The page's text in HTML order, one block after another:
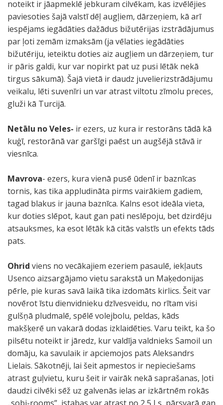
noteikt ir jāapmeklē jebkuram cilvēkam, kas izvēlējies
paviesoties šajā valstī dēļ augļiem, dārzeņiem, kā arī
iespējams iegādāties dažādus bižutērijas izstrādājumus
par ļoti zemām izmaksām (ja vēlaties iegādāties
bižutēriju, ieteiktu doties aiz augļiem un dārzeņiem, tur
ir pāris galdi, kur var nopirkt pat uz pusi lētāk nekā
tirgus sākumā). Šajā vietā ir daudz juvelierizstrādājumu
veikalu, lēti suvenīri un var atrast viltotu zīmolu preces,
gluži kā Turcijā.
Netālu no Veles- ir ezers, uz kura ir restorāns tādā kā
kuģī, restorānā var garšīgi paēst un augšējā stāvā ir
viesnīca.
Mavrova- ezers, kura vienā pusē ūdenī ir baznīcas
tornis, kas tika appludināta pirms vairākiem gadiem,
tagad blakus ir jauna baznīca. Kalns esot ideāla vieta,
kur doties slēpot, kaut gan pati neslēpoju, bet dzirdēju
atsauksmes, ka esot lētāk kā citās valstīs un efekts tāds
pats.
Ohrid viens no vecākajiem ezeriem pasaulē, iekļauts
Usenco aizsargājamo vietu sarakstā un Maķedonijas
pērle, pie kuras savā laikā tika izdomāts kirlics. Šeit var
novērot īstu dienvidnieku dzīvesveidu, no rītam visi
gulšņā pludmalē, spēlē volejbolu, peldas, kāds
makšķerē un vakarā dodas izklaidēties. Varu teikt, ka šo
pilsētu noteikt ir jāredz, kur valdīja valdnieks Samoil un
domāju, ka savulaik ir apciemojos pats Aleksandrs
Lielais. Sākotnēji, lai šeit apmestos ir nepieciešams
atrast guļvietu, kuru šeit ir vairāk nekā saprašanas, ļoti
daudzi cilvēki sēž uz galvenās ielas ar izkārtnēm rokās